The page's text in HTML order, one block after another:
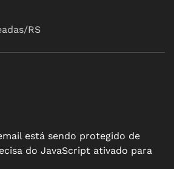
RS
está sendo protegido de
do JavaScript ativado para